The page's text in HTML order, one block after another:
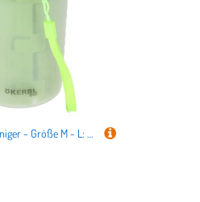
Kerbl Pet Pfotenreiniger - Größe M - L: Ø 10 x H 14,5 cm